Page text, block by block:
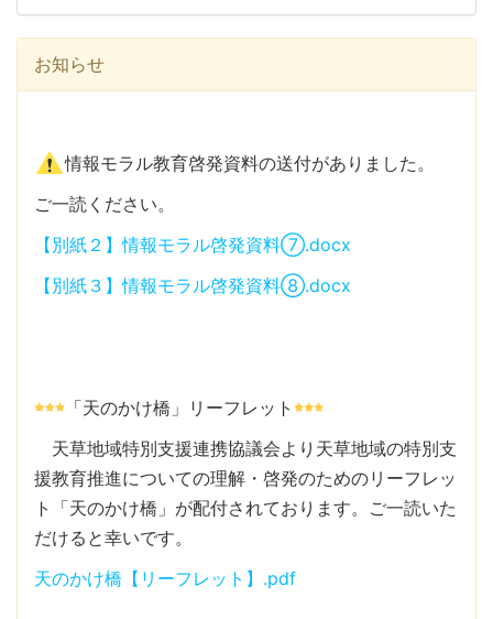
お知らせ
情報モラル教育啓発資料の送付がありました。
ご一読ください。
【別紙２】情報モラル啓発資料⑦.docx
【別紙３】情報モラル啓発資料⑧.docx
「天のかけ橋」リーフレット
天草地域特別支援連携協議会より天草地域の特別支
援教育推進についての理解・啓発のためのリーフレッ
ト「天のかけ橋」が配付されております。ご一読いた
だけると幸いです。
天のかけ橋【リーフレット】.pdf